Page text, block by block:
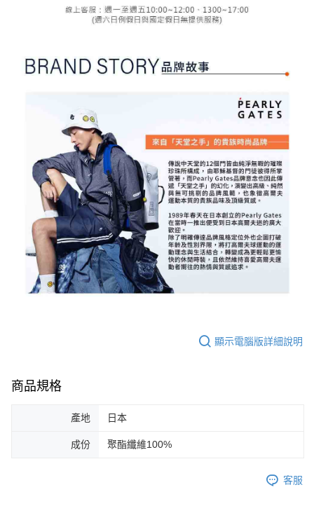
顯示電腦版詳細說明
商品規格
產地 日本
成份 聚酯纖維100%
客服